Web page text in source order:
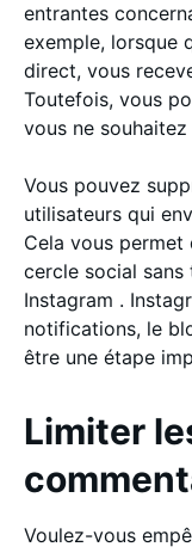
entrantes
exemple, lorsque
direct, vous
Toutefois, vous
vous ne
Vous pouvez
utilisateurs qui
Cela vous
cercle social
Instagram .
notifications, le
être une étape
Limiter
Voulez-vous